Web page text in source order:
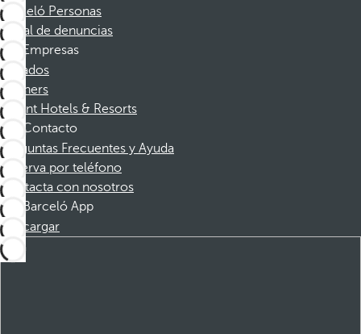
Barceló Personas
Canal de denuncias
Empresas
Afiliados
Partners
Dorint Hotels & Resorts
Contacto
Preguntas Frecuentes y Ayuda
Reserva por teléfono
Contacta con nosotros
Barceló App
Descargar